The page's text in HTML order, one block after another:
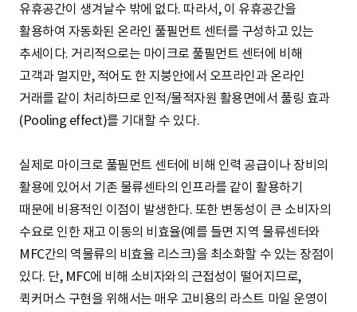
유휴공간이 생겨날수 밖에 없다. 따라서, 이 유휴공간을
활용하여 자동화된 온라인 풀필먼트 센터를 구성하고 있는
추세이다. 거리적으로는 마이크로 풀필먼트 센터에 비해
고객과 멀지만, 적어도 한 지붕안에서 오프라인과 온라인
거래를 같이 처리하므로 인적/물적자원 활용면에서 풀링 효과
(Pooling effect)를 기대할 수 있다.
실제로 마이크로 풀필먼트 센터에 비해 인력 공급이나 장비의
활용에 있어서 기존 물류센타의 인프라를 같이 활용하기
때문에 비용적인 이점이 발생한다. 또한 변동성이 큰 소비자의
수요로 인한 재고 이동의 비효율(예를 들면 지역 물류센터와
MFC간의 역물류의 비효율 리스크)을 최소화할 수 있는 장점이
있다. 단, MFC에 비해 소비자와의 근접성이 떨어지므로,
퀵커머스 구현을 위해서는 매우 고비용의 라스트 마일 운영이